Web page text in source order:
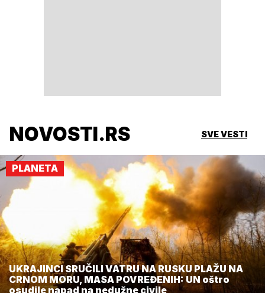
NOVOSTI.RS SVE VESTI
PLANETA
UKRAJINCI SRUČILI VATRU NA RUSKU PLAŽU NA
CRNOM MORU, MASA POVREĐENIH: UN oštro
osudile napad na nedužne civile